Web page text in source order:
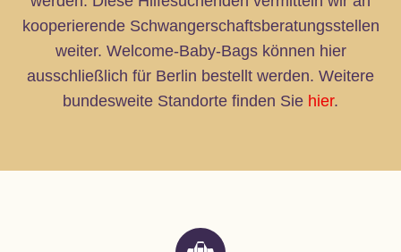
kooperierende Schwangerschaftsberatungsstellen
weiter. Welcome-Baby-Bags können hier
ausschließlich für Berlin bestellt werden. Weitere
bundesweite Standorte finden Sie hier.